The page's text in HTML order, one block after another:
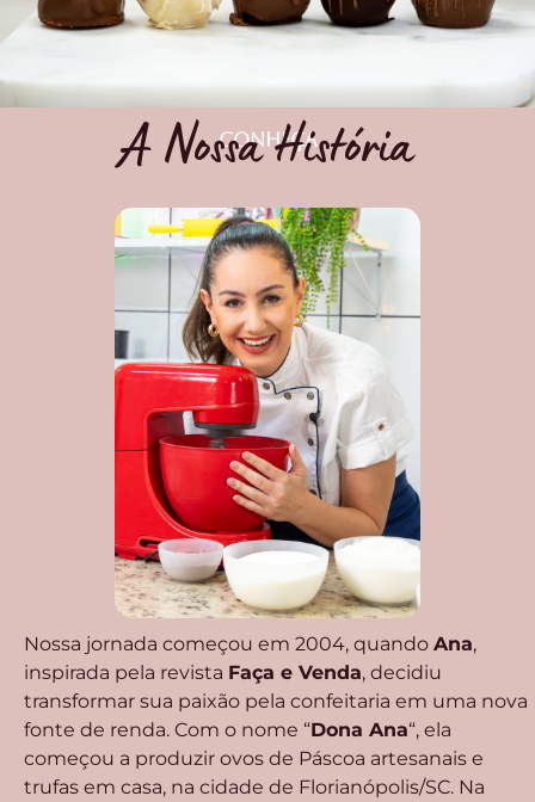
CONHEÇA
A Nossa História
Nossa jornada começou em 2004, quando Ana,
inspirada pela revista Faça e Venda, decidiu
transformar sua paixão pela confeitaria em uma nova
fonte de renda. Com o nome “Dona Ana“, ela
começou a produzir ovos de Páscoa artesanais e
trufas em casa, na cidade de Florianópolis/SC. Na